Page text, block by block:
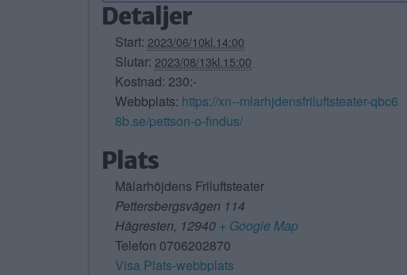
Detaljer
Start: 2023/06/10kl.14:00
Slutar: 2023/08/13kl.15:00
Kostnad: 230:-
Webbplats: https://xn--mlarhjdensfriluftsteater-qbc6
8b.se/pettson-o-findus/
Plats
Mälarhöjdens Friluftsteater
Pettersbergsvägen 114
Hägresten, 12940 + Google Map
Telefon 0706202870
Visa Plats-webbplats